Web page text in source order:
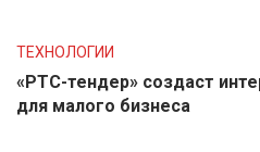
ТЕХНОЛОГИИ
«РТС-тендер» создаст
для малого бизнеса